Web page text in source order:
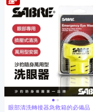
眼部清洗轉接器急救箱的必備品